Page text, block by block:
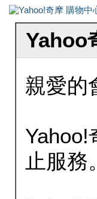
Yahoo
親愛的
止服務。